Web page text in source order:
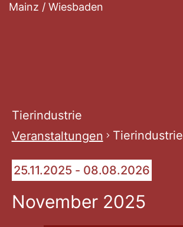
Mainz / Wiesbaden
Tierindustrie
Veranstaltungen
Tierindustrie
Veranstaltungen
25.11.2025 - 08.08.2026
wählen.
November 2025